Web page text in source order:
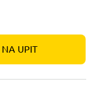
NA UPIT